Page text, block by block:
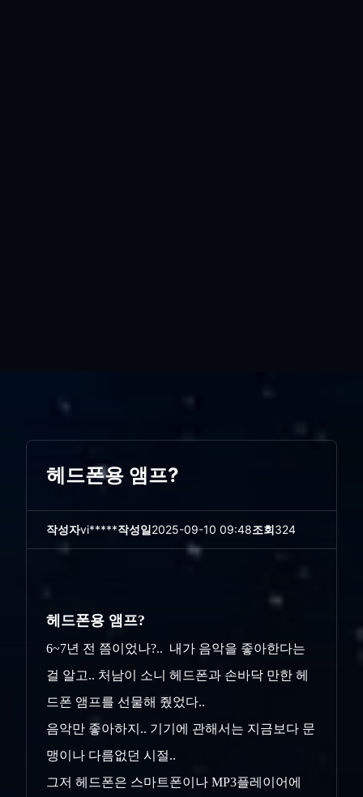
헤드폰용 앰프?
작성자vi*****작성일2025-09-10 09:48조회324
헤드폰용 앰프?
6~7년 전 쯤이었나?.. 내가 음악을 좋아한다는
걸 알고.. 처남이 소니 헤드폰과 손바닥 만한 헤
드폰 앰프를 선물해 줬었다..
음악만 좋아하지.. 기기에 관해서는 지금보다 문
맹이나 다름없던 시절..
그저 헤드폰은 스마트폰이나 MP3플레이어에